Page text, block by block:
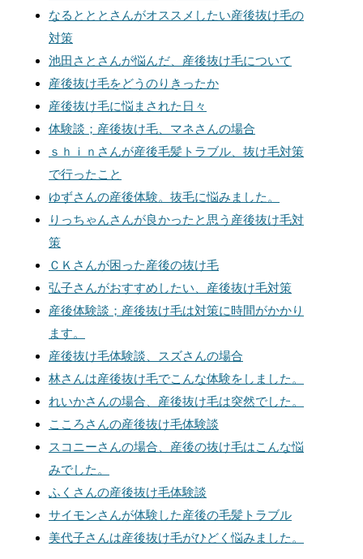
なるとととさんがオススメしたい産後抜け毛の
対策
池田さとさんが悩んだ、産後抜け毛について
産後抜け毛をどうのりきったか
産後抜け毛に悩まされた日々
体験談；産後抜け毛、マネさんの場合
ｓｈｉｎさんが産後毛髪トラブル、抜け毛対策
で行ったこと
ゆずさんの産後体験。抜毛に悩みました。
りっちゃんさんが良かったと思う産後抜け毛対
策
ＣＫさんが困った産後の抜け毛
弘子さんがおすすめしたい、産後抜け毛対策
産後体験談；産後抜け毛は対策に時間がかかり
ます。
産後抜け毛体験談、スズさんの場合
林さんは産後抜け毛でこんな体験をしました。
れいかさんの場合、産後抜け毛は突然でした。
こころさんの産後抜け毛体験談
スコニーさんの場合、産後の抜け毛はこんな悩
みでした。
ふくさんの産後抜け毛体験談
サイモンさんが体験した産後の毛髪トラブル
美代子さんは産後抜け毛がひどく悩みました。